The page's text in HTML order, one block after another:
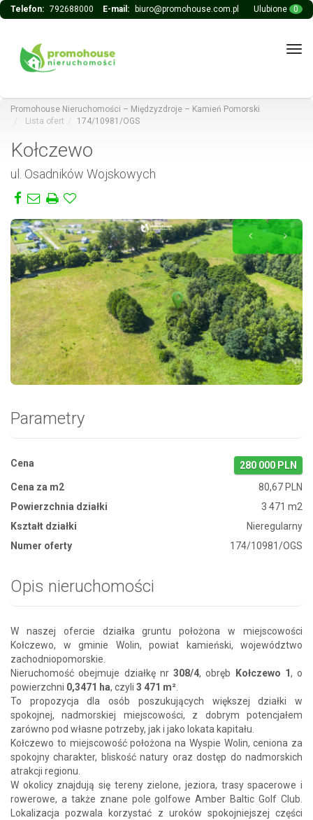
Telefon: 792688000 E-mail: biuro@promohouse.com.pl Ulubione 0
Promohouse Nieruchomości – Międzyzdroje – Kamień Pomorski
Lista ofert
174/10981/OGS
Kołczewo
ul. Osadników Wojskowych
Zdjęcie 1
Parametry
Cena
280 000 PLN
Cena za m2
80,67 PLN
Powierzchnia działki
3 471 m2
Kształt działki
Nieregularny
Numer oferty
174/10981/OGS
Opis nieruchomości
W naszej ofercie działka gruntu położona w miejscowości
Kołczewo, w gminie Wolin, powiat kamieński, województwo
zachodniopomorskie.
Nieruchomość obejmuje działkę nr 308/4, obręb Kołczewo 1, o
powierzchni 0,3471 ha, czyli 3 471 m²
To propozycja dla osób poszukujących większej działki w
spokojnej, nadmorskiej miejscowości, z dobrym potencjałem
zarówno pod własne potrzeby, jak i jako lokata kapitału.
Kołczewo to miejscowość położona na Wyspie Wolin, ceniona za
spokojny charakter, bliskość natury oraz dostęp do nadmorskich
atrakcji regionu.
W okolicy znajdują się tereny zielone, jeziora, trasy spacerowe i
rowerowe, a także znane pole golfowe Amber Baltic Golf Club.
Lokalizacja pozwala korzystać z uroków spokojniejszej części